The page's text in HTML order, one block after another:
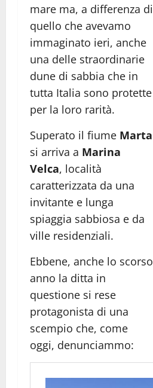
mare ma, a differenza di
quello che avevamo
immaginato ieri, anche
una delle straordinarie
dune di sabbia che in
tutta Italia sono protette
per la loro rarità.
Superato il fiume Marta
si arriva a Marina
Velca, località
caratterizzata da una
invitante e lunga
spiaggia sabbiosa e da
ville residenziali.
Ebbene, anche lo scorso
anno la ditta in
questione si rese
protagonista di una
scempio che, come
oggi, denunciammo: